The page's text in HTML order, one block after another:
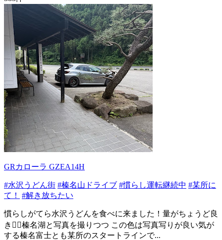
GRカローラ GZEA14H
#水沢うどん街 #榛名山ドライブ #慣らし運転継続中 #某所に
て！
#解き放ちたい
慣らしがてら水沢うどんを食べに来ました！量がちょうど良
き‪‪👍🏻‪榛名湖と写真を撮りつつ この色は写真写りが良い気が
する榛名富士とも某所のスタートラインで...